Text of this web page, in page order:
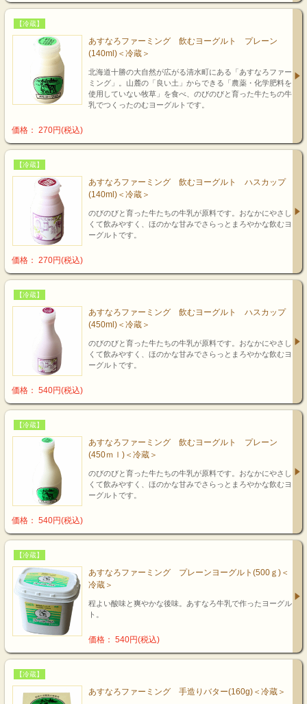
【冷蔵】
あすなろファーミング 飲むヨーグルト プレーン
(140ml)＜冷蔵＞
北海道十勝の大自然が広がる清水町にある「あすなろファー
ミング」。山麓の「良い土」からできる「農薬・化学肥料を
使用していない牧草」を食べ、のびのびと育った牛たちの牛
乳でつくったのむヨーグルトです。
価格： 270円(税込)
【冷蔵】
あすなろファーミング 飲むヨーグルト ハスカップ
(140ml)＜冷蔵＞
のびのびと育った牛たちの牛乳が原料です。おなかにやさし
くて飲みやすく、ほのかな甘みでさらっとまろやかな飲むヨ
ーグルトです。
価格： 270円(税込)
【冷蔵】
あすなろファーミング 飲むヨーグルト ハスカップ
(450ml)＜冷蔵＞
のびのびと育った牛たちの牛乳が原料です。おなかにやさし
くて飲みやすく、ほのかな甘みでさらっとまろやかな飲むヨ
ーグルトです。
価格： 540円(税込)
【冷蔵】
あすなろファーミング 飲むヨーグルト プレーン
(450ｍｌ)＜冷蔵＞
のびのびと育った牛たちの牛乳が原料です。おなかにやさし
くて飲みやすく、ほのかな甘みでさらっとまろやかな飲むヨ
ーグルトです。
価格： 540円(税込)
【冷蔵】
あすなろファーミング プレーンヨーグルト(500ｇ)＜
冷蔵＞
程よい酸味と爽やかな後味。あすなろ牛乳で作ったヨーグル
ト。
価格： 540円(税込)
【冷蔵】
あすなろファーミング 手造りバター(160g)＜冷蔵＞